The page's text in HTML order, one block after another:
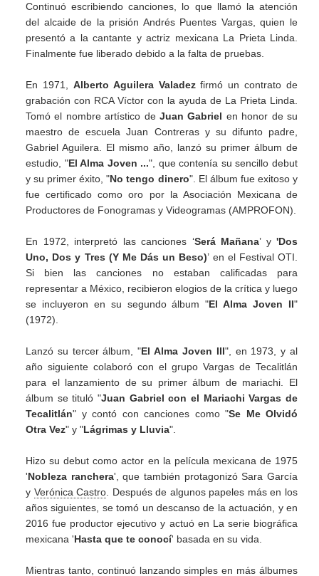
Continuó escribiendo canciones, lo que llamó la atención
del alcaide de la prisión Andrés Puentes Vargas, quien le
presentó a la cantante y actriz mexicana La Prieta Linda.
Finalmente fue liberado debido a la falta de pruebas.
En 1971, Alberto Aguilera Valadezfirmó un contrato de
grabación con RCA Víctor con la ayuda de La Prieta Linda.
Tomó el nombre artístico de Juan Gabriel en honor de su
maestro de escuela Juan Contreras y su difunto padre,
Gabriel Aguilera. El mismo año, lanzó su primer álbum de
estudio, "El Alma Joven ...", que contenía su sencillo debut
y su primer éxito, "No tengo dinero". El álbum fue exitoso y
fue certificado como oro por la Asociación Mexicana de
Productores de Fonogramas y Videogramas (AMPROFON).
En 1972, interpretó las canciones ‘Será Mañana’ y 'Dos
Uno, Dos y Tres (Y Me Dás un Beso)’ en el Festival OTI.
Si bien las canciones no estaban calificadas para
representar a México, recibieron elogios de la crítica y luego
se incluyeron en su segundo álbum "El Alma Joven II"
(1972).
Lanzó su tercer álbum, "El Alma Joven III", en 1973, y al
año siguiente colaboró con el grupo Vargas de Tecalitlán
para el lanzamiento de su primer álbum de mariachi. El
álbum se tituló "Juan Gabriel con el Mariachi Vargas de
Tecalitlán" y contó con canciones como "Se Me Olvidó
Otra Vez" y "Lágrimas y Lluvia".
Hizo su debut como actor en la película mexicana de 1975
'Nobleza ranchera', que también protagonizó Sara García
y Verónica Castro . Después de algunos papeles más en los
años siguientes, se tomó un descanso de la actuación, y en
2016 fue productor ejecutivo y actuó en La serie biográfica
mexicana 'Hasta que te conocí' basada en su vida.
Mientras tanto, continuó lanzando simples en más álbumes